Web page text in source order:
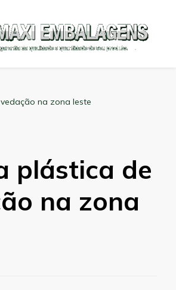
na zona leste
plástica de
na zona